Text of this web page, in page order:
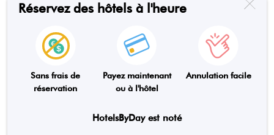
Réservez des hôtels à l'heure
Sans frais de
réservation
Payez maintenant
ou à l'hôtel
Annulation facile
HotelsByDay est noté